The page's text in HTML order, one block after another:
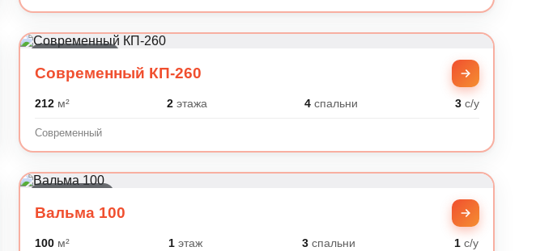
Современный КП-260
212м² 2этажа 4спальни 3с/у
Современный
Вальма 100
100м² 1 этаж 3спальни 1 с/у